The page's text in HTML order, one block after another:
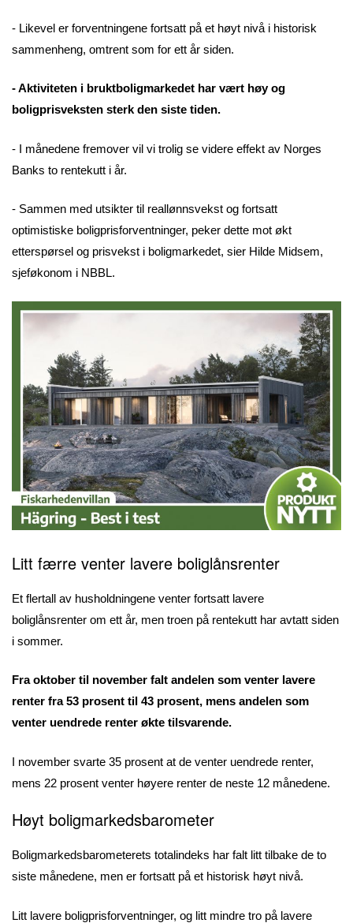
- Likevel er forventningene fortsatt på et høyt nivå i historisk
sammenheng, omtrent som for ett år siden.
- Aktiviteten i bruktboligmarkedet har vært høy og
boligprisveksten sterk den siste tiden.
- I månedene fremover vil vi trolig se videre effekt av Norges
Banks to rentekutt i år.
- Sammen med utsikter til reallønnsvekst og fortsatt
optimistiske boligprisforventninger, peker dette mot økt
etterspørsel og prisvekst i boligmarkedet, sier Hilde Midsem,
sjeføkonom i NBBL.
Litt færre venter lavere boliglånsrenter
Et flertall av husholdningene venter fortsatt lavere
boliglånsrenter om ett år, men troen på rentekutt har avtatt siden
i sommer.
Fra oktober til november falt andelen som venter lavere
renter fra 53 prosent til 43 prosent, mens andelen som
venter uendrede renter økte tilsvarende.
I november svarte 35 prosent at de venter uendrede renter,
mens 22 prosent venter høyere renter de neste 12 månedene.
Høyt boligmarkedsbarometer
Boligmarkedsbarometerets totalindeks har falt litt tilbake de to
siste månedene, men er fortsatt på et historisk høyt nivå.
Litt lavere boligprisforventninger, og litt mindre tro på lavere